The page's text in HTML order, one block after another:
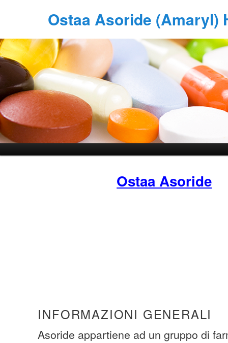
Ostaa Asoride (Amaryl)
Ostaa Asoride
INFORMAZIONI GENERALI
Asoride appartiene ad un gruppo di